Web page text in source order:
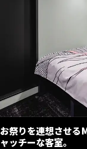
お祭りを連想させる
ャッチーな客室。